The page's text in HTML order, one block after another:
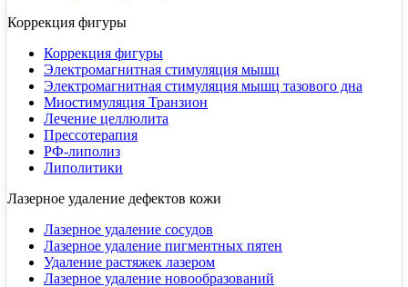
Коррекция фигуры
Коррекция фигуры
Электромагнитная стимуляция мышц
Электромагнитная стимуляция мышц тазового дна
Миостимуляция Транзион
Лечение целлюлита
Прессотерапия
РФ-липолиз
Липолитики
Лазерное удаление дефектов кожи
Лазерное удаление сосудов
Лазерное удаление пигментных пятен
Удаление растяжек лазером
Лазерное удаление новообразований